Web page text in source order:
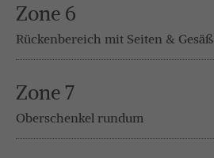
Zone 6
Rückenbereich mit Seiten & Gesäß
Zone 7
Oberschenkel rundum